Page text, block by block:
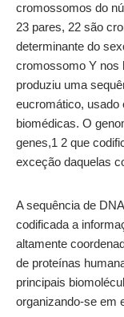
cromossomos do
23 pares, 22 são
determinante do
cromossomo Y nos
produziu uma
eucromático, usado
biomédicas. O
genes,1 2 que
exceção daquelas
A sequência de
codificada a
altamente
de proteínas
principais
organizando-se em